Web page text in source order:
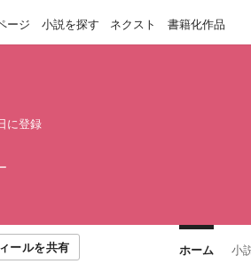
ージ 小説を探す ネクスト 書籍化作品
に登録
ールを共有 ホーム 小